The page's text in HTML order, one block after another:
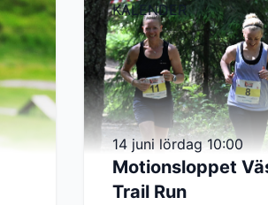
KALENDER
14 juni lördag 10:00
Motionsloppet
Trail Run